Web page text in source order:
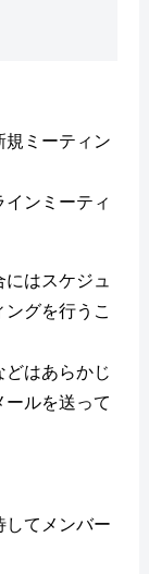
規ミーティン
ンミーティ
はスケジュ
グを行うこ
どはあらかじ
ルを送って
してメンバー